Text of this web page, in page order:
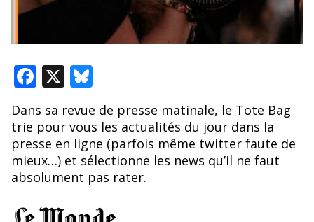
F
e
b
o
o
k
X Bl
u
e
sk
y
Dans sa revue de presse matinale, le Tote Bag
trie pour vous les actualités du jour dans la
presse en ligne (parfois même twitter faute de
mieux…) et sélectionne les news qu’il ne faut
absolument pas rater.